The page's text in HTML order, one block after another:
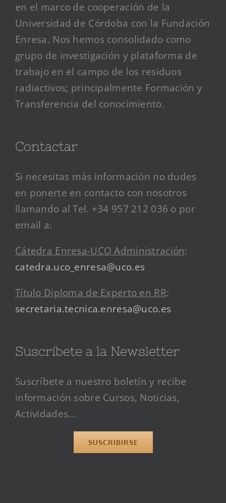
en el marco de cooperación de la
Universidad de Córdoba con la Fundación
Enresa. Nos hemos consolidado como
grupo de investigación y plataforma de
trabajo en el campo de los residuos
radiactivos; principalmente Formación y
Transferencia del conocimiento.
Contactar
Si necesitas más información no dudes
en ponerte en contacto con nosotros
llamando al Tel. +34 957 212 036 o por
email a:
Cátedra Enresa-UCO Administración:
catedra.uco_enresa@uco.es
Título Diploma de Experto en RR:
secretaria.tecnica.enresa@uco.es
Suscríbete a la Newsletter
Suscríbete a nuestro boletín y recibe
información sobre Cursos, Noticias,
Actividades...
SUSCRIBIRSE